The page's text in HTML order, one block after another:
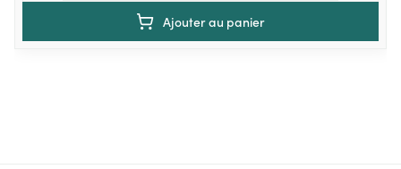
Ajouter au panier